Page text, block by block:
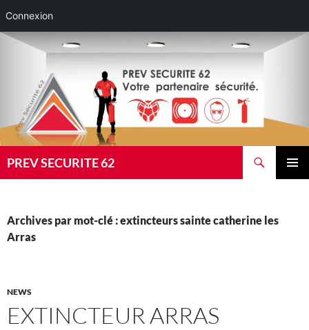
Connexion
Aller
PREV SECURITE 62
Archives par mot-clé : extincteurs sainte catherine les
Arras
NEWS
EXTINCTEUR ARRAS